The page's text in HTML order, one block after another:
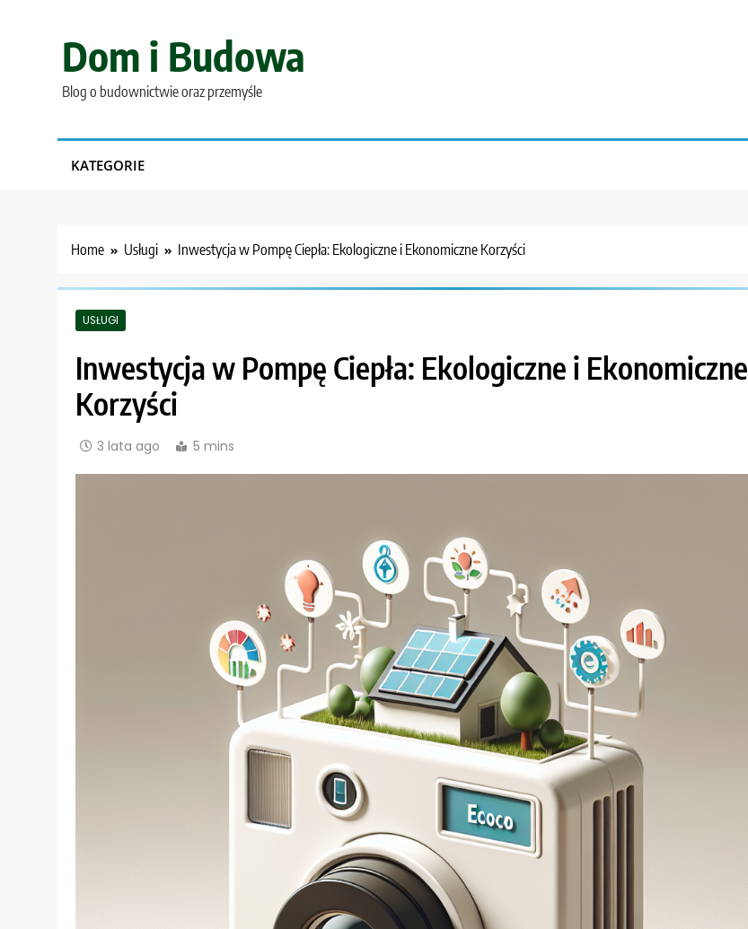
Dom i Budowa
Blog o budownictwie oraz przemyśle
KATEGORIE
Home Usługi Inwestycja w Pompę Ciepła: Ekologiczne i Ekonomiczne Korzyści
USŁUGI
Inwestycja w Pompę Ciepła: Ekologiczne i Ekonomiczne
Korzyści
3 lata ago 5 mins